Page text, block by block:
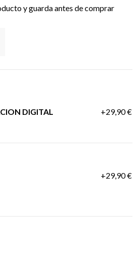
y guarda antes de comprar
DIGITAL +29,90 €
+29,90 €